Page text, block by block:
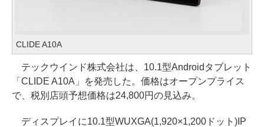
CLIDE A10A
テックウインド株式会社は、10.1型Androidタブレット
「CLIDE A10A」を発売した。価格はオープンプライス
で、税別店頭予想価格は24,800円の見込み。
ディスプレイに10.1型WUXGA(1,920×1,200ドット)IP